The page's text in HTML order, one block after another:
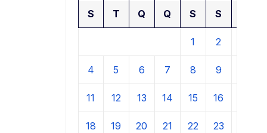
S T Q Q S S
1 2
4 5 6 7 8 9
11 12 13 14 15 16
18 19 20 21 22 23